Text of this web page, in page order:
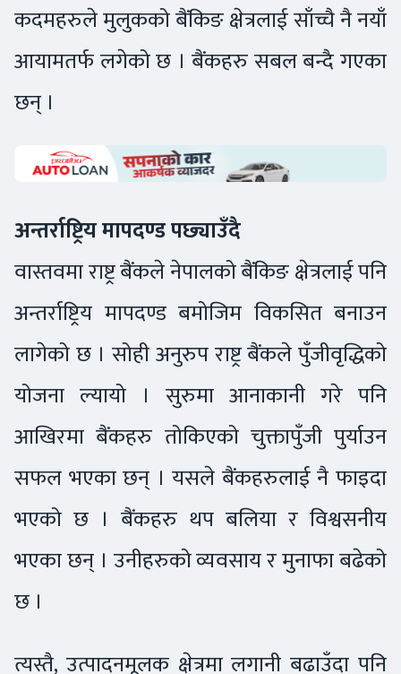
कदमहरुले मुलुकको बैंकिङ क्षेत्रलाई साँच्चै नै नयाँ
आयामतर्फ लगेको छ । बैंकहरु सबल बन्दै गएका
छन् ।
अन्तर्राष्ट्रिय मापदण्ड पछ्याउँदै
वास्तवमा राष्ट्र बैंकले नेपालको बैंकिङ क्षेत्रलाई पनि
अन्तर्राष्ट्रिय मापदण्ड बमोजिम विकसित बनाउन
लागेको छ । सोही अनुरुप राष्ट्र बैंकले पुँजीवृद्धिको
योजना ल्यायो । सुरुमा आनाकानी गरे पनि
आखिरमा बैंकहरु तोकिएको चुक्तापुँजी पुर्याउन
सफल भएका छन् । यसले बैंकहरुलाई नै फाइदा
भएको छ । बैंकहरु थप बलिया र विश्वसनीय
भएका छन् । उनीहरुको व्यवसाय र मुनाफा बढेको
छ ।
त्यस्तै, उत्पादनमूलक क्षेत्रमा लगानी बढाउँदा पनि